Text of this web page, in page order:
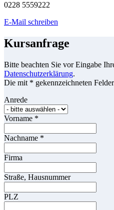
0228 5559222
E-Mail schreiben
Kursanfrage
Bitte beachten Sie vor Eingabe
Datenschutzerklärung.
Die mit * gekennzeichneten
Anrede
Vorname *
Nachname *
Firma
Straße, Hausnummer
PLZ